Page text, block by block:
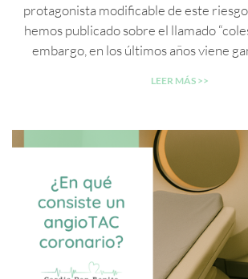
protagonista modificable de este
hemos publicado sobre el llamado
embargo, en los últimos años viene
LEER MÁS >>